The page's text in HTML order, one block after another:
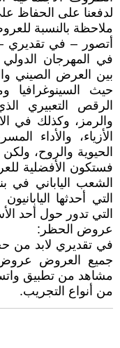
لدفعنا على الحفاظ
ملاحظة بالنسبة
أتصور – في تقديري
في المهرجان
بين العرض الصيني
حيث
الرقص التعبيري
والرمز، وكذلك في
الأزياء، والأداء
الحيوية والروح،
فستكون الأفضلية
الشعب الياباني في
التي أحدثها
التي تدور حول أحد
عروض الحظر:
في تقديري لابد من
جميع العروض
مشاهد من تطبيق
من أنواع التجريب.